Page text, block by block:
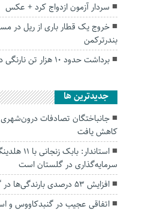
سردار آزمون ازدواج کرد + عکس
خروج یک قطار باری از ریل در
بندرترکمن
برداشت حدود ۱۰ هزار تن نارنگی در استان گلستان
جديدترين ها
کاهش یافت
استاندار:
سرمایه‌گذاری در گلستان است
افزایش ۵۳ درصدی بارندگی‌ها در گلستان
اتفاقی عجیب در‌ گنبدکاووس و